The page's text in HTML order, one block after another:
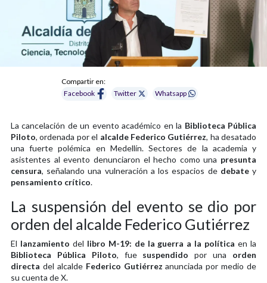
Compartir en:
Facebook
Twitter Whatsapp
La cancelación de un evento académico en la Biblioteca Pública
Piloto, ordenada por el alcalde Federico Gutiérrez, ha desatado
una fuerte polémica en Medellín. Sectores de la academia y
asistentes al evento denunciaron el hecho como una presunta
censura, señalando una vulneración a los espacios dedebatey
pensamiento crítico.
La suspensión del evento se dio por
orden del alcalde Federico Gutiérrez
El lanzamiento del libro M-19: de la guerra a la política en la
Biblioteca Pública Piloto, fue suspendido por una orden
directa del alcalde Federico Gutiérrez anunciada por medio de
su cuenta de X.